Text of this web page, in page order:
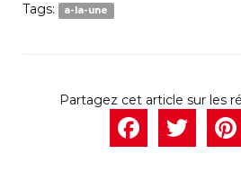
Tags: a-la-une